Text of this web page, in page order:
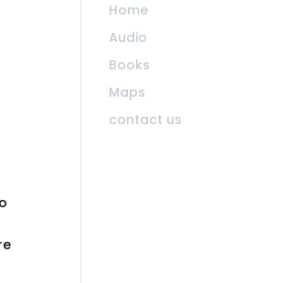
Home
Audio
Books
Maps
contact us